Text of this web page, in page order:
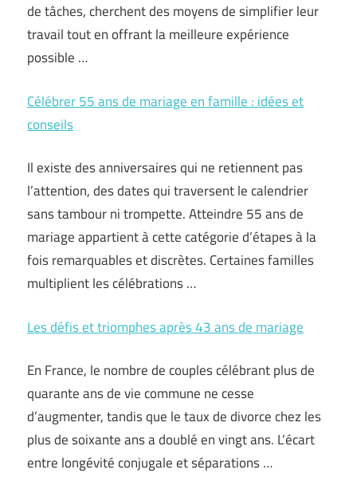
de tâches, cherchent des moyens de simplifier leur
travail tout en offrant la meilleure expérience
possible …
Célébrer 55 ans de mariage en famille : idées et
conseils
Il existe des anniversaires qui ne retiennent pas
l’attention, des dates qui traversent le calendrier
sans tambour ni trompette. Atteindre 55 ans de
mariage appartient à cette catégorie d’étapes à la
fois remarquables et discrètes. Certaines familles
multiplient les célébrations …
Les défis et triomphes après 43 ans de mariage
En France, le nombre de couples célébrant plus de
quarante ans de vie commune ne cesse
d’augmenter, tandis que le taux de divorce chez les
plus de soixante ans a doublé en vingt ans. L’écart
entre longévité conjugale et séparations …